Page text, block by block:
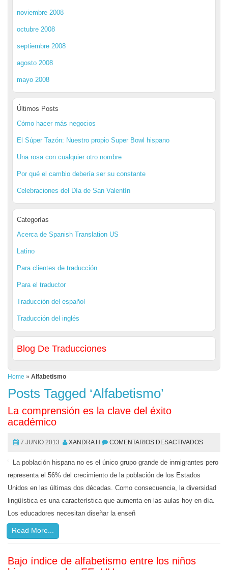
noviembre 2008
octubre 2008
septiembre 2008
agosto 2008
mayo 2008
Últimos Posts
Cómo hacer más negocios
El Súper Tazón: Nuestro propio Super Bowl hispano
Una rosa con cualquier otro nombre
Por qué el cambio debería ser su constante
Celebraciones del Día de San Valentín
Categorías
Acerca de Spanish Translation US
Latino
Para clientes de traducción
Para el traductor
Traducción del español
Traducción del inglés
Blog De Traducciones
Home » Alfabetismo
Posts Tagged ‘Alfabetismo’
La comprensión es la clave del éxito
académico
7 JUNIO 2013 XANDRA H COMENTARIOS DESACTIVADOS
La población hispana no es el único grupo grande de inmigrantes pero
representa el 56% del crecimiento de la población de los Estados
Unidos en las últimas dos décadas. Como consecuencia, la diversidad
lingüística es una característica que aumenta en las aulas hoy en día.
Los educadores necesitan diseñar la enseñ
Read More...
Bajo índice de alfabetismo entre los niños